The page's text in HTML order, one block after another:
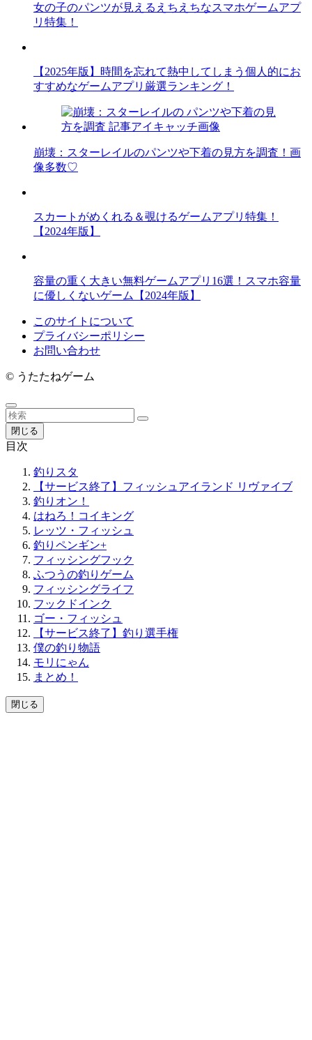
女の子のパンツが見えるえちえちなスマホゲームアプ
リ特集！
【2025年版】時間を忘れて熱中してしまう個人的にお
すすめなゲームアプリ厳選ランキング！
崩壊：スターレイルのパンツや下着の見方を調査！画
像多数♡
スカートがめくれる＆覗けるゲームアプリ特集！
【2024年版】
容量の重く大きい無料ゲームアプリ16選！スマホ容量
に優しくないゲーム【2024年版】
このサイトについて
プライバシーポリシー
お問い合わせ
© うたたねゲーム
閉じる
目次
釣りスタ
【サービス終了】フィッシュアイランド リヴァイブ
釣りオン！
はねろ！コイキング
レッツ・フィッシュ
釣りペンギン+
フィッシングフック
ふつうの釣りゲーム
フィッシングライフ
フックドインク
ゴー・フィッシュ
【サービス終了】釣り選手権
僕の釣り物語
モリにゃん
まとめ！
閉じる